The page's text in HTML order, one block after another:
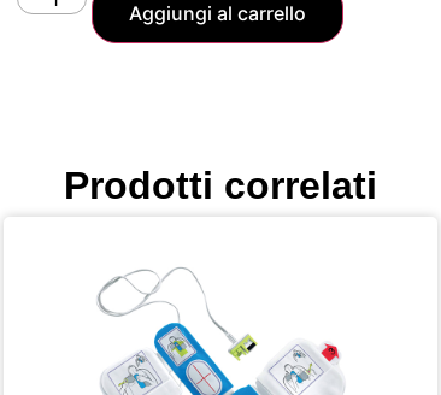
Aggiungi al carrello
Prodotti correlati